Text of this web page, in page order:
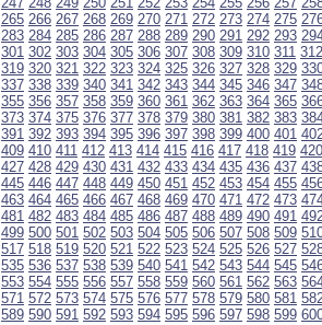
265 266 267 268 269 270 271 272 273 274 275
283 284 285 286 287 288 289 290 291 292 293
301 302 303 304 305 306 307 308 309 310 311 312
319 320 321 322 323 324 325 326 327 328 329
337 338 339 340 341 342 343 344 345 346 347
355 356 357 358 359 360 361 362 363 364 365
373 374 375 376 377 378 379 380 381 382 383
391 392 393 394 395 396 397 398 399 400 401
409 410 411 412 413 414 415 416 417 418 419 420
427 428 429 430 431 432 433 434 435 436 437
445 446 447 448 449 450 451 452 453 454 455
463 464 465 466 467 468 469 470 471 472 473
481 482 483 484 485 486 487 488 489 490 491
499 500 501 502 503 504 505 506 507 508 509
517 518 519 520 521 522 523 524 525 526 527
535 536 537 538 539 540 541 542 543 544 545
553 554 555 556 557 558 559 560 561 562 563
571 572 573 574 575 576 577 578 579 580 581
589 590 591 592 593 594 595 596 597 598 599